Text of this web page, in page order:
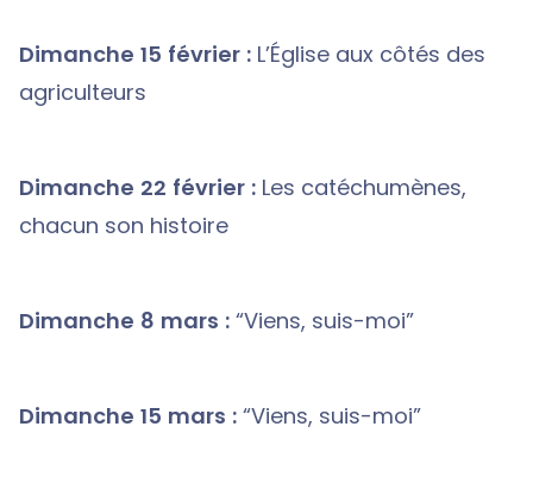
Dimanche 15 février : L’Église aux côtés des
agriculteurs
Dimanche 22 février : Les catéchumènes,
chacun son histoire
Dimanche 8 mars : “Viens, suis-moi”
Dimanche 15 mars : “Viens, suis-moi”